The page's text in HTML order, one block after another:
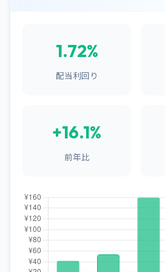
1.72%
配当利回り
+16.1%
前年比